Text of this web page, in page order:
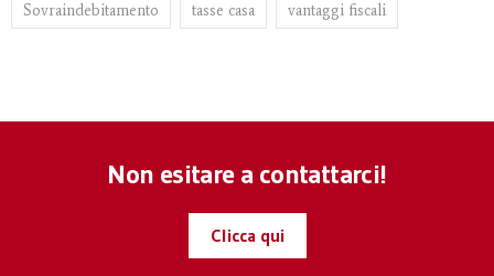
Sovraindebitamento tasse casa vantaggi fiscali
Non esitare a contattarci!
Clicca qui